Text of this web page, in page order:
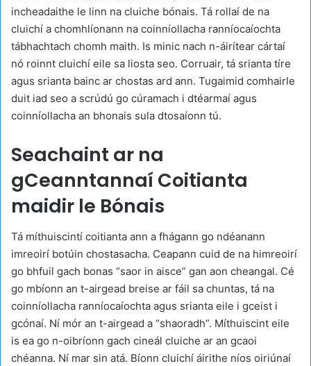
incheadaithe le linn na cluiche bónais. Tá rollaí de na
cluichí a chomhlíonann na coinníollacha ranníocaíochta
tábhachtach chomh maith. Is minic nach n-áirítear cártaí
nó roinnt cluichí eile sa liosta seo. Corruair, tá srianta tíre
agus srianta bainc ar chostas ard ann. Tugaimid comhairle
duit iad seo a scrúdú go cúramach i dtéarmaí agus
coinníollacha an bhonais sula dtosaíonn tú.
Seachaint ar na
gCeanntannaí Coitianta
maidir le Bónais
Tá míthuiscintí coitianta ann a fhágann go ndéanann
imreoirí botúin chostasacha. Ceapann cuid de na himreoirí
go bhfuil gach bonas “saor in aisce” gan aon cheangal. Cé
go mbíonn an t-airgead breise ar fáil sa chuntas, tá na
coinníollacha ranníocaíochta agus srianta eile i gceist i
gcónaí. Ní mór an t-airgead a “shaoradh”. Míthuiscint eile
is ea go n-oibríonn gach cineál cluiche ar an gcaoi
chéanna. Ní mar sin atá. Bíonn cluichí áirithe níos oiriúnaí